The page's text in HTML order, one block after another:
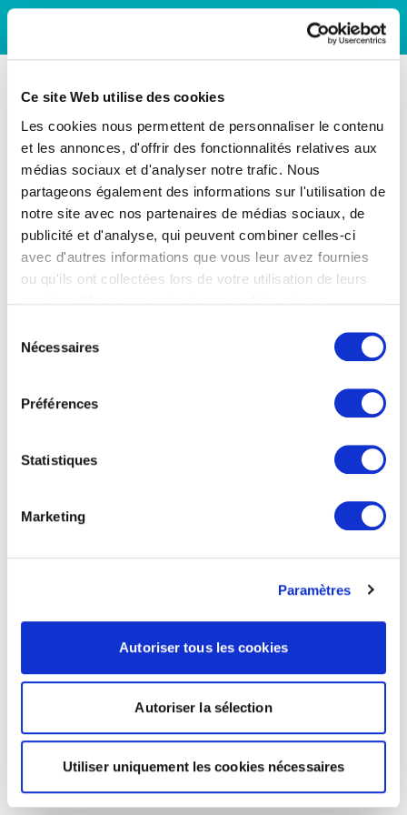
Ce site Web utilise des cookies
Les cookies nous permettent de personnaliser le contenu
et les annonces, d'offrir des fonctionnalités relatives aux
médias sociaux et d'analyser notre trafic. Nous
partageons également des informations sur l'utilisation de
notre site avec nos partenaires de médias sociaux, de
publicité et d'analyse, qui peuvent combiner celles-ci
avec d'autres informations que vous leur avez fournies
ou qu'ils ont collectées lors de votre utilisation de leurs
Nécessaires
Préférences
Statistiques
Marketing
Paramètres
Autoriser tous les cookies
Autoriser la sélection
Utiliser uniquement les cookies nécessaires